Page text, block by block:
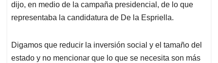
dijo, en medio de la campaña presidencial, de lo que
representaba la candidatura de De la Espriella.
Digamos que reducir la inversión social y el tamaño del
estado y no mencionar que lo que se necesita son más